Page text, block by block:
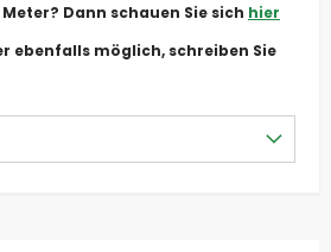
Dann schauen Sie sich hier
ebenfalls möglich, schreiben Sie